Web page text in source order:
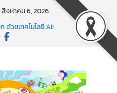
งหาคม 6, 2026
ด้วยเทคโนโลยี AI!
าพลาดมาก!
ป AI อัปสกิลธุรกิจให้พุ่งทะยาน